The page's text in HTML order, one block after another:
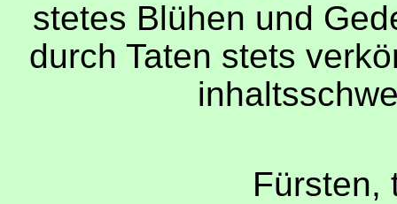
stetes Blühen und
durch Taten stets
Fürsten,